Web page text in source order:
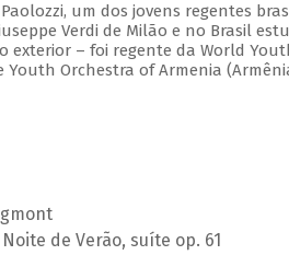
um dos jovens regentes
Verdi de Milão e no Brasil
exterior – foi regente da World
Orchestra of Armenia
de Verão, suíte op. 61